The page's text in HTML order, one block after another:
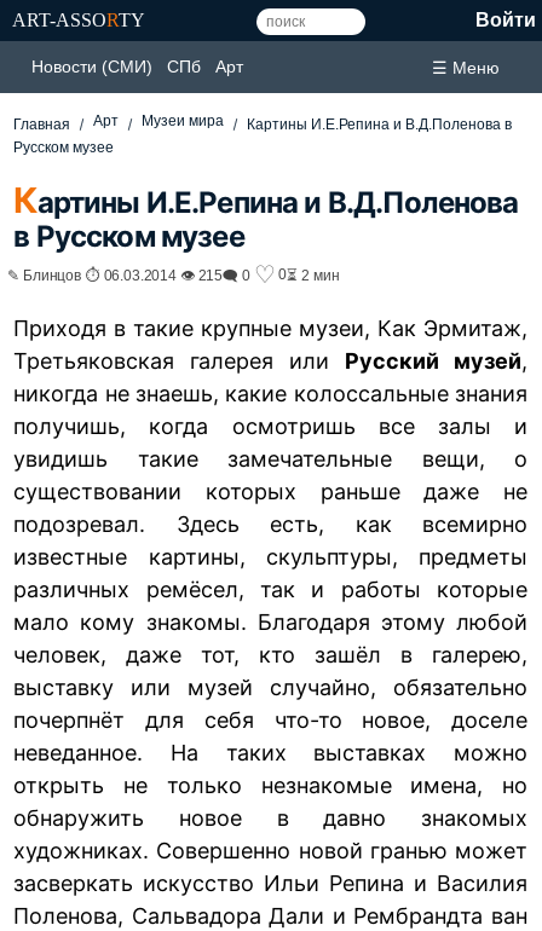
ART-ASSORTY Войти
Новости (СМИ) СПб Арт ☰ Меню
Главная Арт Музеи мира
Картины И.Е.Репина и В.Д.Поленова в
Русском музее
Картины И.Е.Репина и В.Д.Поленова
в Русском музее
✎ Блинцов ⏱ 06.03.2014 👁 215🗨 0 ♡ 0⏳ 2 мин
Приходя в такие крупные музеи, Как Эрмитаж,
Третьяковская галерея или Русский музей,
никогда не знаешь, какие колоссальные знания
получишь, когда осмотришь все залы и
увидишь такие замечательные вещи, о
существовании которых раньше даже не
подозревал. Здесь есть, как всемирно
известные картины, скульптуры, предметы
различных ремёсел, так и работы которые
мало кому знакомы. Благодаря этому любой
человек, даже тот, кто зашёл в галерею,
выставку или музей случайно, обязательно
почерпнёт для себя что-то новое, доселе
неведанное. На таких выставках можно
открыть не только незнакомые имена, но
обнаружить новое в давно знакомых
художниках. Совершенно новой гранью может
засверкать искусство Ильи Репина и Василия
Поленова, Сальвадора Дали и Рембрандта ван